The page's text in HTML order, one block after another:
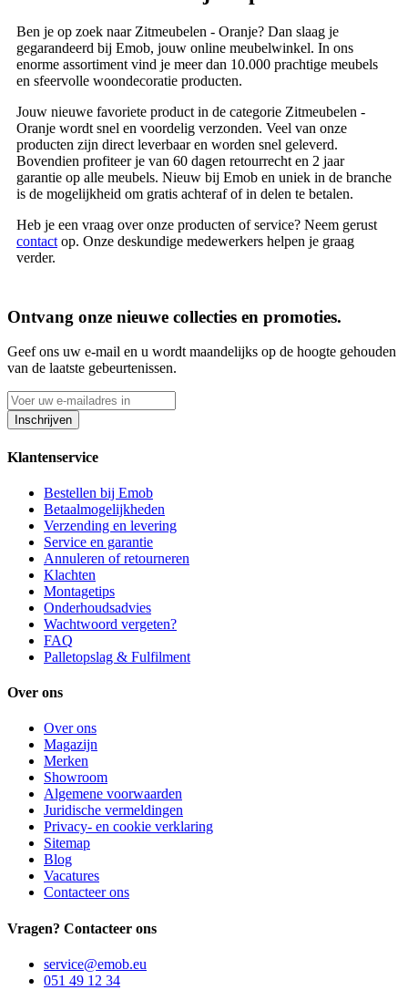
Ben je op zoek naar Zitmeubelen - Oranje? Dan slaag je
gegarandeerd bij Emob, jouw online meubelwinkel. In ons
enorme assortiment vind je meer dan 10.000 prachtige meubels
en sfeervolle woondecoratie producten.
Jouw nieuwe favoriete product in de categorie Zitmeubelen -
Oranje wordt snel en voordelig verzonden. Veel van onze
producten zijn direct leverbaar en worden snel geleverd.
Bovendien profiteer je van 60 dagen retourrecht en 2 jaar
garantie op alle meubels. Nieuw bij Emob en uniek in de branche
is de mogelijkheid om gratis achteraf of in delen te betalen.
Heb je een vraag over onze producten of service? Neem gerust
contact op. Onze deskundige medewerkers helpen je graag
verder.
Ontvang onze nieuwe collecties en promoties.
Geef ons uw e-mail en u wordt maandelijks op de hoogte gehouden
van de laatste gebeurtenissen.
Inschrijven
Klantenservice
Bestellen bij Emob
Betaalmogelijkheden
Verzending en levering
Service en garantie
Annuleren of retourneren
Klachten
Montagetips
Onderhoudsadvies
Wachtwoord vergeten?
FAQ
Palletopslag & Fulfilment
Over ons
Over ons
Magazijn
Merken
Showroom
Algemene voorwaarden
Juridische vermeldingen
Privacy- en cookie verklaring
Sitemap
Blog
Vacatures
Contacteer ons
Vragen? Contacteer ons
service@emob.eu
051 49 12 34